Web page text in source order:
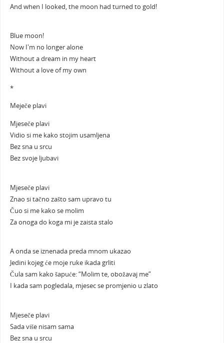
And when I looked, the moon had turned to gold!
Blue moon!
Now I'm no longer alone
Without a dream in my heart
Without a love of my own
*
Meječe plavi
Mjeseče plavi
Vidio si me kako stojim usamljena
Bez sna u srcu
Bez svoje ljubavi
Mjeseče plavi
Znao si tačno zašto sam upravo tu
Čuo si me kako se molim
Za onoga do koga mi je zaista stalo
A onda se iznenada preda mnom ukazao
Jedini kojeg će moje ruke ikada grliti
Čula sam kako šapuće: “Molim te, obožavaj me”
I kada sam pogledala, mjesec se promjenio u zlato
Mjeseče plavi
Sada više nisam sama
Bez sna u srcu